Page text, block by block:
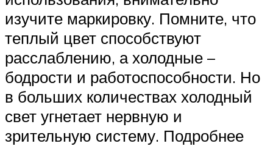
изучите маркировку. Помните, что
теплый цвет способствуют
расслаблению, а холодные –
бодрости и работоспособности. Но
в больших количествах холодный
свет угнетает нервную и
зрительную систему. Подробнее